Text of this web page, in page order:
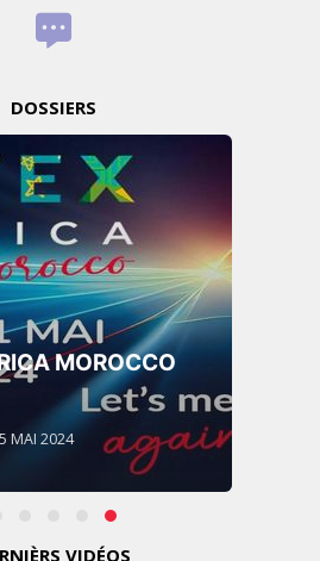
DOSSIERS
MOROCCO
MAI 2024
VIDÉOS